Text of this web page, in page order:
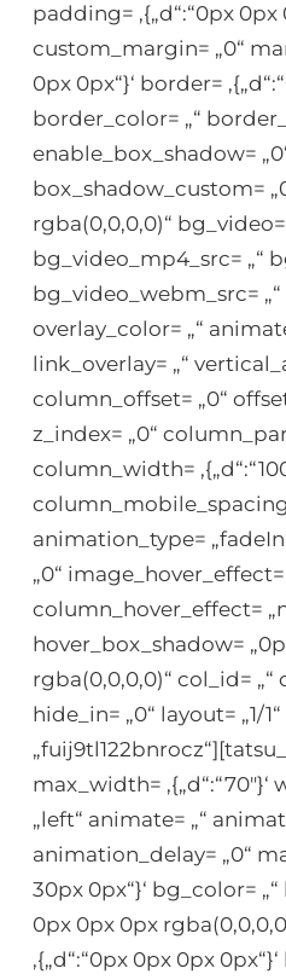
padding= ‚{„d“:“0px 0px
custom_margin= „0“
0px 0px“}‘ border=
border_color= „“
enable_box_shadow=
box_shadow_custom=
rgba(0,0,0,0)“ bg_video=
bg_video_mp4_src= „“
bg_video_webm_src= „“
overlay_color= „“
link_overlay= „“
column_offset= „0“
z_index= „0“
column_width=
animation_type=
„0“ image_hover_effect=
column_hover_effect=
hover_box_shadow=
rgba(0,0,0,0)“ col_id= „“
hide_in= „0“ layout= „1/
max_width=
„left“ animate= „“
animation_delay= „0“
30px 0px“}‘ bg_color=
0px 0px 0px
‚{„d“:“0px 0px 0px